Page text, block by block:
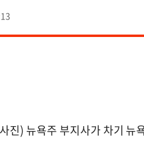
진) 뉴욕주 부지사가 차기 뉴